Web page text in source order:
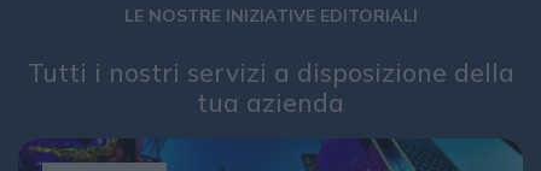
LE NOSTRE INIZIATIVE EDITORIALI
Tutti i nostri servizi a disposizione della
tua azienda